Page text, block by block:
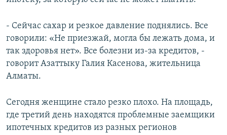
- Сейчас сахар и резкое давление поднялись. Все
говорили: «Не приезжай, могла бы лежать дома, и
так здоровья нет». Все болезни из-за кредитов, -
говорит Азаттыку Галия Касенова, жительница
Алматы.
Сегодня женщине стало резко плохо. На площадь,
где третий день находятся проблемные заемщики
ипотечных кредитов из разных регионов